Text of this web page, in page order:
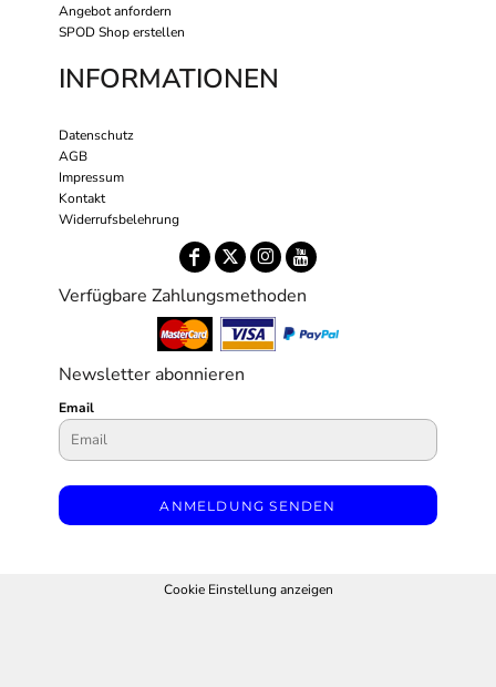
Angebot anfordern
SPOD Shop erstellen
INFORMATIONEN
Datenschutz
AGB
Impressum
Kontakt
Widerrufsbelehrung
Verfügbare Zahlungsmethoden
Newsletter abonnieren
Email
ANMELDUNG SENDEN
Cookie Einstellung anzeigen